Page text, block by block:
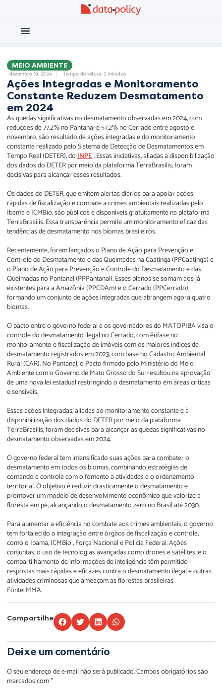
MEIO AMBIENTE
dezembro 19, 2024 Tempo de leitura: 2 minutos
Ações Integradas e Monitoramento
Constante Reduzem Desmatamento
em 2024
As quedas significativas no desmatamento observadas em 2024, com
reduções de 77,2% no Pantanal e 57,2% no Cerrado entre agosto e
novembro, são resultado de ações integradas e do monitoramento
constante realizado pelo Sistema de Detecção de Desmatamentos em
Tempo Real (DETER), doINPE. Essas iniciativas, aliadas à disponibilização
dos dados do DETER por meio da plataforma TerraBrasilis, foram
decisivas para alcançar esses resultados.
Os dados do DETER, que emitem alertas diários para apoiar ações
rápidas de fiscalização e combate a crimes ambientais realizadas pelo
Ibama e ICMBio, são públicos e disponíveis gratuitamente na plataforma
TerraBrasilis. Essa transparência permite um monitoramento eficaz das
tendências de desmatamento nos biomas brasileiros.
Recentemente, foram lançados o Plano de Ação para Prevenção e
Controle do Desmatamento e das Queimadas na Caatinga (PPCaatinga) e
o Plano de Ação para Prevenção e Controle do Desmatamento e das
Queimadas no Pantanal (PPPantanal). Esses planos se somam aos já
existentes para a Amazônia (PPCDAm) e o Cerrado (PPCerrado),
formando um conjunto de ações integradas que abrangem agora quatro
biomas.
O pacto entre o governo federal e os governadores do MATOPIBA visa o
controle do desmatamento ilegal no Cerrado, com ênfase no
monitoramento e fiscalização de imóveis com os maiores índices de
desmatamento registrados em 2023, com base no Cadastro Ambiental
Rural (CAR). No Pantanal, o Pacto firmado pelo Ministério do Meio
Ambiente com o Governo de Mato Grosso do Sul resultou na aprovação
de uma nova lei estadual restringindo o desmatamento em áreas críticas
e sensíveis.
Essas ações integradas, aliadas ao monitoramento constante e à
disponibilização dos dados do DETER por meio da plataforma
TerraBrasilis, foram decisivas para alcançar as quedas significativas no
desmatamento observadas em 2024.
O governo federal tem intensificado suas ações para combater o
desmatamento em todos os biomas, combinando estratégias de
comando e controle com o fomento a atividades e o ordenamento
territorial. O objetivo é reduzir drasticamente o desmatamento e
promover um modelo de desenvolvimento econômico que valorize a
floresta em pé, alcançando o desmatamento zero no Brasil até 2030.
Para aumentar a eficiência no combate aos crimes ambientais, o governo
tem fortalecido a integração entre órgãos de fiscalização e controle,
como o Ibama, ICMBio , Força Nacional e Polícia Federal. Ações
conjuntas, o uso de tecnologias avançadas como drones e satélites, e o
compartilhamento de informações de inteligência têm permitido
respostas mais rápidas e eficazes contra o desmatamento ilegal e outras
atividades criminosas que ameaçam as florestas brasileiras.
Fonte: MMA
Compartilhe
Deixe um comentário
O seu endereço de e-mail não será publicado.Campos obrigatórios são
marcados com*